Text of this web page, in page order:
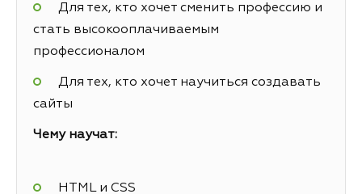
Для тех, кто хочет сменить профессию и
стать высокооплачиваемым
профессионалом
Для тех, кто хочет научиться создавать
сайты
Чему научат:
HTML и CSS